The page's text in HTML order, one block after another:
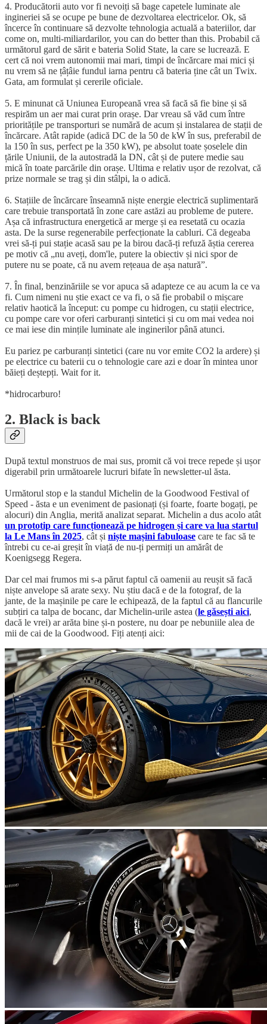
4. Producătorii auto vor fi nevoiți să bage capetele luminate ale
ingineriei să se ocupe pe bune de dezvoltarea electricelor. Ok, să
încerce în continuare să dezvolte tehnologia actuală a bateriilor, dar
come on, multi-miliardarilor, you can do better than this. Probabil că
următorul gard de sărit e bateria Solid State, la care se lucrează. E
cert că noi vrem autonomii mai mari, timpi de încărcare mai mici și
nu vrem să ne țâțâie fundul iarna pentru că bateria ține cât un Twix.
Gata, am formulat și cererile oficiale.
5. E minunat că Uniunea Europeană vrea să facă să fie bine și să
respirăm un aer mai curat prin orașe. Dar vreau să văd cum între
prioritățile pe transporturi se numără de acum și instalarea de stații de
încărcare. Atât rapide (adică DC de la 50 de kW în sus, preferabil de
la 150 în sus, perfect pe la 350 kW), pe absolut toate șoselele din
țările Uniunii, de la autostradă la DN, cât și de putere medie sau
mică în toate parcările din orașe. Ultima e relativ ușor de rezolvat, că
prize normale se trag și din stâlpi, la o adică.
6. Stațiile de încărcare înseamnă niște energie electrică suplimentară
care trebuie transportată în zone care astăzi au probleme de putere.
Așa că infrastructura energetică ar merge și ea resetată cu ocazia
asta. De la surse regenerabile perfecționate la cabluri. Că degeaba
vrei să-ți pui stație acasă sau pe la birou dacă-ți refuză ăștia cererea
pe motiv că „nu aveți, dom'le, putere la obiectiv și nici spor de
putere nu se poate, că nu avem rețeaua de așa natură”.
7. În final, benzinăriile se vor apuca să adapteze ce au acum la ce va
fi. Cum nimeni nu știe exact ce va fi, o să fie probabil o mișcare
relativ haotică la început: cu pompe cu hidrogen, cu stații electrice,
cu pompe care vor oferi carburanți sintetici și cu om mai vedea noi
ce mai iese din mințile luminate ale inginerilor până atunci.
Eu pariez pe carburanți sintetici (care nu vor emite CO2 la ardere) și
pe electrice cu baterii cu o tehnologie care azi e doar în mintea unor
băieți deștepți. Wait for it.
*hidrocarburo!
2. Black is back
După textul monstruos de mai sus, promit că voi trece repede și ușor
digerabil prin următoarele lucruri bifate în newsletter-ul ăsta.
Următorul stop e la standul Michelin de la Goodwood Festival of
Speed - ăsta e un eveniment de pasionați (și foarte, foarte bogați, pe
alocuri) din Anglia, merită analizat separat. Michelin a dus acolo atât
un prototip care funcționează pe hidrogen și care va lua startul
la Le Mans în 2025, cât și niște mașini fabuloase care te fac să te
întrebi cu ce-ai greșit în viață de nu-ți permiți un amărât de
Koenigsegg Regera.
Dar cel mai frumos mi s-a părut faptul că oamenii au reușit să facă
niște anvelope să arate sexy. Nu știu dacă e de la fotograf, de la
jante, de la mașinile pe care le echipează, de la faptul că au flancurile
subțiri ca talpa de bocanc, dar Michelin-urile astea (le găsești aici,
dacă le vrei) ar arăta bine și-n postere, nu doar pe nebuniile alea de
mii de cai de la Goodwood. Fiți atenți aici: